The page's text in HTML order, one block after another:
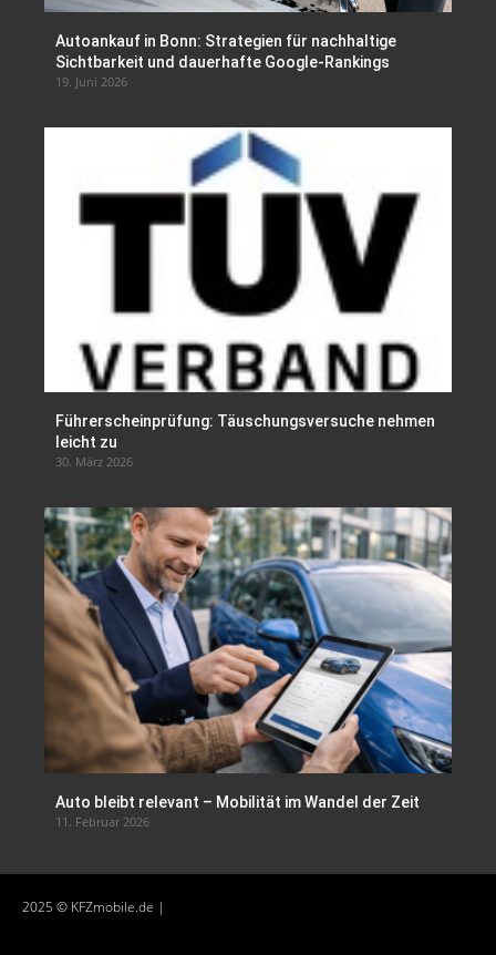
Autoankauf in Bonn: Strategien für nachhaltige
Sichtbarkeit und dauerhafte Google-Rankings
19. Juni 2026
Führerscheinprüfung: Täuschungsversuche nehmen
leicht zu
30. März 2026
Auto bleibt relevant – Mobilität im Wandel der Zeit
11. Februar 2026
2025 © KFZmobile.de |